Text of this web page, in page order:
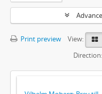
Print preview
View:
Direction: